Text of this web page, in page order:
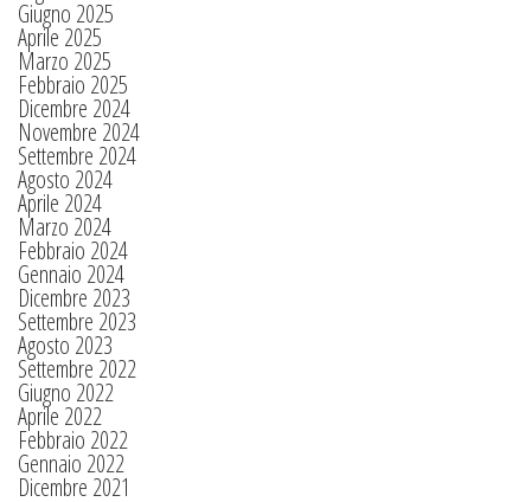
Giugno 2025
Aprile 2025
Marzo 2025
Febbraio 2025
Dicembre 2024
Novembre 2024
Settembre 2024
Agosto 2024
Aprile 2024
Marzo 2024
Febbraio 2024
Gennaio 2024
Dicembre 2023
Settembre 2023
Agosto 2023
Settembre 2022
Giugno 2022
Aprile 2022
Febbraio 2022
Gennaio 2022
Dicembre 2021